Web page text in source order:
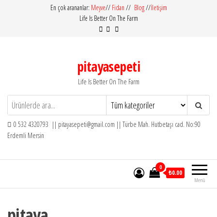
En çok arananlar: Meyve// Fidan // Blog//İletişim
Life Is Better On The Farm
pitayasepeti
Life Is Better On The Farm
0 532 4320793 || pitayasepeti@gmail.com || Türbe Mah. Hutbetaşı cad. No:90
Erdemli Mersin
Menü
0
₺0.00